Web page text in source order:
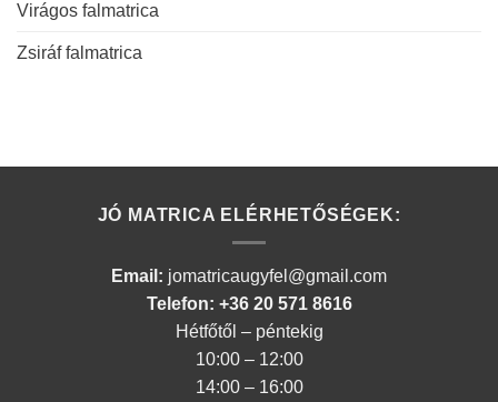
Virágos falmatrica
Zsiráf falmatrica
JÓ MATRICA ELÉRHETŐSÉGEK:
Email: jomatricaugyfel@gmail.com
Telefon: +36 20 571 8616
Hétfőtől – péntekig
10:00 – 12:00
14:00 – 16:00